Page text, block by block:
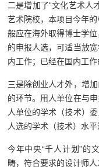
二是增加了“文化艺术人
艺术院校，本项目今年
般应在海外取得博士学
的申报人选，可适当放
内工作；已经在国内工作
三是除创业人才外，增
的环节。用人单位在与
人单位的学术（技术）
人选的学术（技术）水
今年中央“千人计划”的
畴，符合要求的设计师